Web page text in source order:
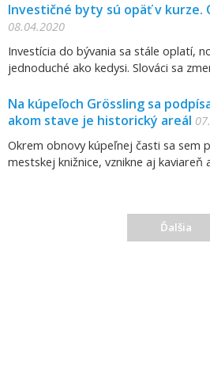
Investičné byty sú opäť v kurze.
08.04.2020
Investícia do bývania sa stále oplatí,
jednoduché ako kedysi. Slováci sa
Na kúpeľoch Grössling sa
akom stave je historický areál
Okrem obnovy kúpeľnej časti sa sem
mestskej knižnice, vznikne aj kaviareň
Ďalšia